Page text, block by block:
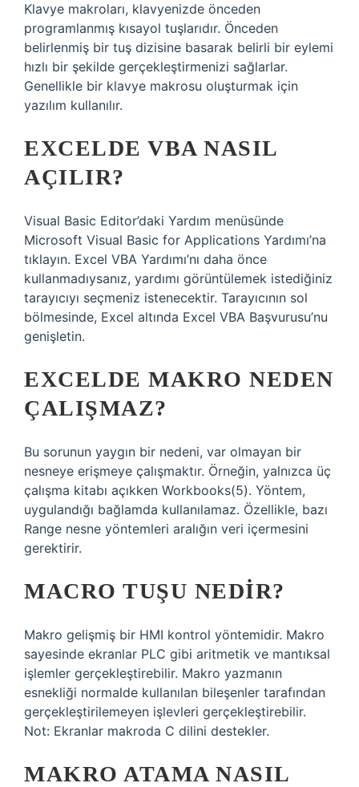
Klavye makroları, klavyenizde önceden
programlanmış kısayol tuşlarıdır. Önceden
belirlenmiş bir tuş dizisine basarak belirli bir eylemi
hızlı bir şekilde gerçekleştirmenizi sağlarlar.
Genellikle bir klavye makrosu oluşturmak için
yazılım kullanılır.
EXCELDE VBA NASIL
AÇILIR?
Visual Basic Editor’daki Yardım menüsünde
Microsoft Visual Basic for Applications Yardımı’na
tıklayın. Excel VBA Yardımı’nı daha önce
kullanmadıysanız, yardımı görüntülemek istediğiniz
tarayıcıyı seçmeniz istenecektir. Tarayıcının sol
bölmesinde, Excel altında Excel VBA Başvurusu’nu
genişletin.
EXCELDE MAKRO NEDEN
ÇALIŞMAZ?
Bu sorunun yaygın bir nedeni, var olmayan bir
nesneye erişmeye çalışmaktır. Örneğin, yalnızca üç
çalışma kitabı açıkken Workbooks(5). Yöntem,
uygulandığı bağlamda kullanılamaz. Özellikle, bazı
Range nesne yöntemleri aralığın veri içermesini
gerektirir.
MACRO TUŞU NEDIR?
Makro gelişmiş bir HMI kontrol yöntemidir. Makro
sayesinde ekranlar PLC gibi aritmetik ve mantıksal
işlemler gerçekleştirebilir. Makro yazmanın
esnekliği normalde kullanılan bileşenler tarafından
gerçekleştirilemeyen işlevleri gerçekleştirebilir.
Not: Ekranlar makroda C dilini destekler.
MAKRO ATAMA NASIL